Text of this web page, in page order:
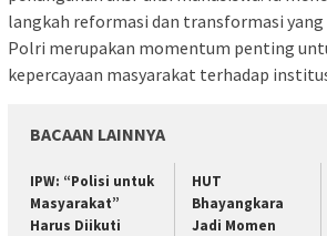
langkah reformasi dan transformasi
Polri merupakan momentum penting
kepercayaan masyarakat terhadap
BACAAN LAINNYA
IPW: “Polisi untuk
Masyarakat”
Harus Diikuti
HUT
Bhayangkara
Jadi Momen